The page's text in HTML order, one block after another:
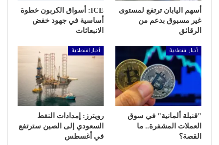
أسهم اليابان ترتفع لمستوى
غير مسبوق بدعم من
الرقائق
ICE: أسواق الكربون خطوة
أساسية في جهود خفض
الانبعاثات
أخبار اقتصادية
"قنبلة ألمانية" في سوق
العملات المشفرة.. ما
القصة؟
أخبار اقتصادية
رويترز: إمدادات النفط
السعودي إلى الصين سترتفع
في أغسطس